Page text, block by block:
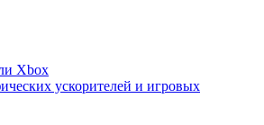
Xbox
ускорителей и игровых